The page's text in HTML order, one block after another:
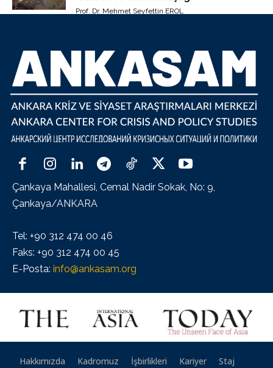
Prof. Dr. Mehmet Seyfettin EROL
Çankaya Mahallesi, Cemal Nadir Sokak, No: 9,
Çankaya/ANKARA
Tel: +90 312 474 00 46
Faks: +90 312 474 00 45
E-Posta: info@ankasam.org
Hakkımızda Kadromuz İşbirlikleri Kariyer
Staj